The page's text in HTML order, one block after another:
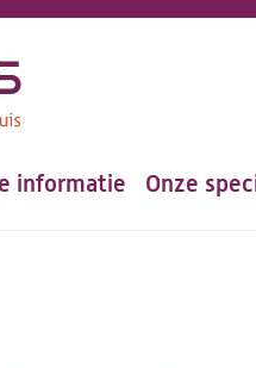
informatie Onze